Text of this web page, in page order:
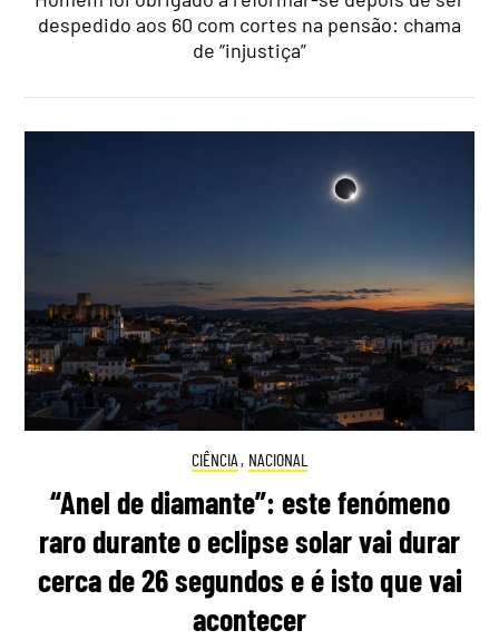
despedido aos 60 com cortes na pensão: chama
de “injustiça”
CIÊNCIA , NACIONAL
“Anel de diamante”: este fenómeno
raro durante o eclipse solar vai durar
cerca de 26 segundos e é isto que vai
acontecer